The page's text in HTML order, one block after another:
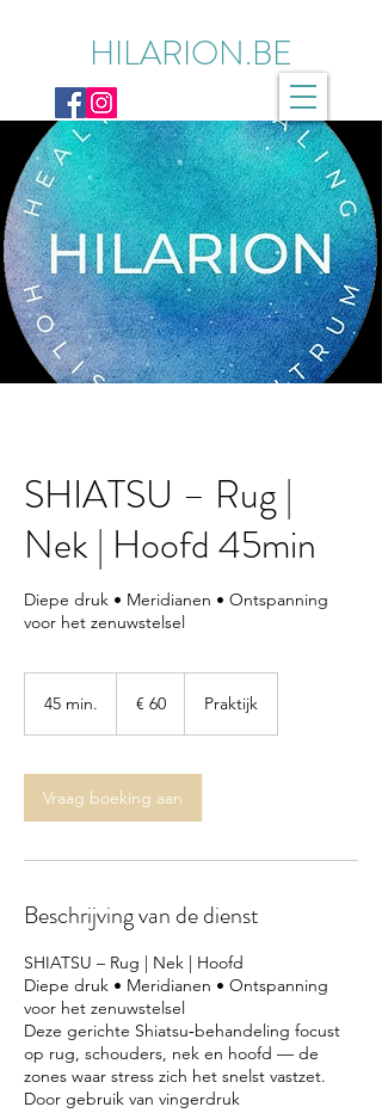
HILARION.BE
SHIATSU – Rug |
Nek | Hoofd 45min
Diepe druk • Meridianen • Ontspanning
voor het zenuwstelsel
45 min.
i
n
.
€ 60 Praktijk
Vraag boeking aan
Beschrijving van de dienst
SHIATSU – Rug | Nek | Hoofd
Diepe druk • Meridianen • Ontspanning
voor het zenuwstelsel
Deze gerichte Shiatsu‑behandeling focust
op rug, schouders, nek en hoofd — de
zones waar stress zich het snelst vastzet.
Door gebruik van vingerdruk